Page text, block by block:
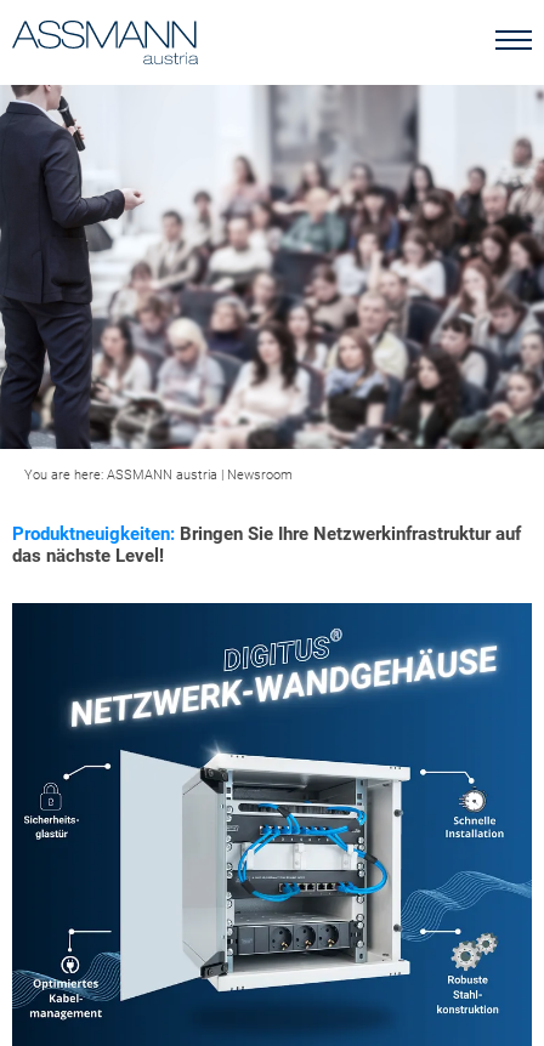
You are here: ASSMANN austria | Newsroom
Produktneuigkeiten: Bringen Sie Ihre Netzwerkinfrastruktur auf
das nächste Level!